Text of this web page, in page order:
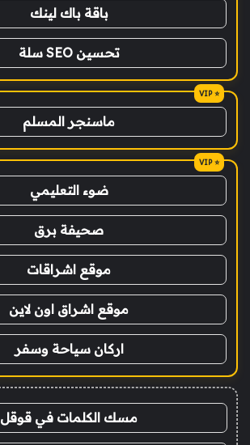
باقة باك لينك
تحسين SEO سلة
ماسنجر المسلم
ضوء التعليمي
صحيفة برق
موقع اشراقات
موقع اشراق اون لاين
اركان سياحة وسفر
مسك الكلمات في قوقل